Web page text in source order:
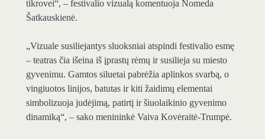
tikrovei“, – festivalio vizualą komentuoja Nomeda
Šatkauskienė.
„Vizuale susiliejantys sluoksniai atspindi festivalio esmę
– teatras čia išeina iš įprastų rėmų ir susilieja su miesto
gyvenimu. Gamtos siluetai pabrėžia aplinkos svarbą, o
vingiuotos linijos, batutas ir kiti žaidimų elementai
simbolizuoja judėjimą, patirtį ir šiuolaikinio gyvenimo
dinamiką“, – sako menininkė Vaiva Kovėraitė-Trumpė.